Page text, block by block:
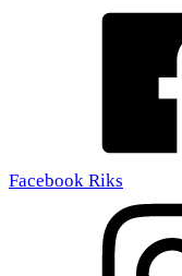
Facebook Riks